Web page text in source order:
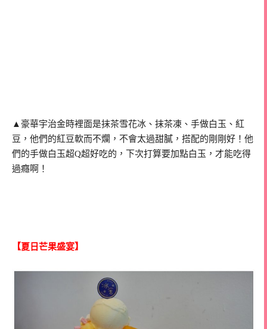
▲豪華宇治金時裡面是抹茶雪花冰、抹茶凍、手做白玉、紅
豆，他們的紅豆軟而不爛，不會太過甜膩，搭配的剛剛好！他
們的手做白玉超Q超好吃的，下次打算要加點白玉，才能吃得
過癮啊！
【夏日芒果盛宴】